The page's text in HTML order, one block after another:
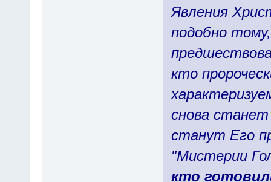
Явления
подобно
кто
снова
станут Его
"Мистерии
кто